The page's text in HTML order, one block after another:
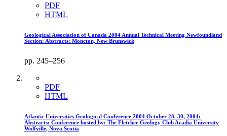
PDF
HTML
Geological Association of Canada 2004 Annual Technical Meeting Newfoundland
Section: Abstracts: Moncton, New Brunswick
pp. 245–256
PDF
HTML
Atlantic Universities Geological Conference 2004 October 28–30, 2004:
Abstracts: Conference hosted by: The Fletcher Geology Club Acadia University
Wolfville, Nova Scotia